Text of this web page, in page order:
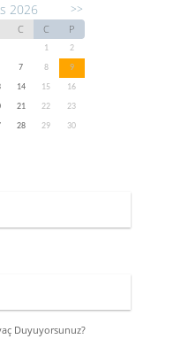
2026 >>
C C P
1
2
7 8
9
14 15
16
21 22
23
28 29
30
Duyuyorsunuz?